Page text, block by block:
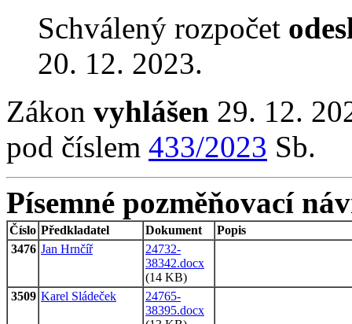
Schválený rozpočet
20. 12. 2023.
Zákon vyhlášen 29. 12.
pod číslem 433/2023 Sb.
Písemné pozměňovací
Číslo Předkladatel Dokument
Popis
3476 Jan Hrnčíř
24732-
38342.docx
(14 KB)
3509 Karel Sládeček
24765-
38395.docx